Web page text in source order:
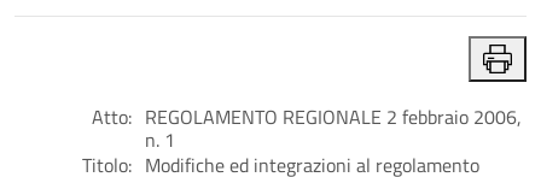
Atto: REGOLAMENTO REGIONALE 2 febbraio 2006,
n. 1
Titolo: Modifiche ed integrazioni al regolamento